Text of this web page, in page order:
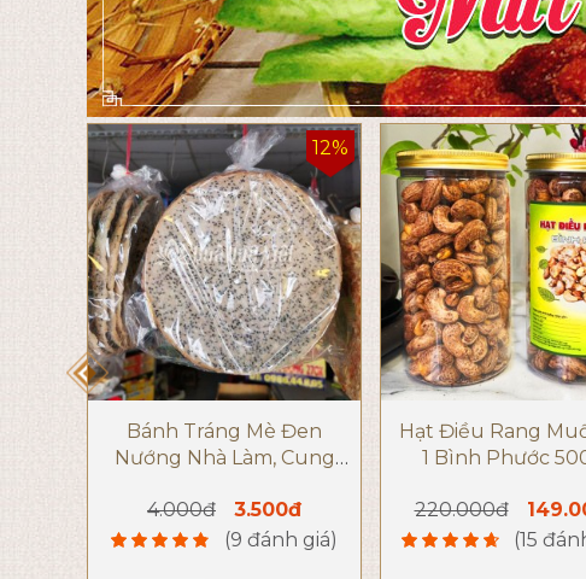
12%
Bánh Tráng Mè Đen
Nướng Nhà Làm, Cung
4.000đ
3.500đ
(9 đánh giá)
Hạt Điều Rang
1 Bình Phước
220.000đ
(15